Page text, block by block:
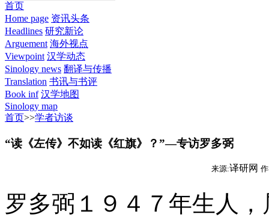
首页
Home page 资讯头条
Headlines 研究新论
Arguement 海外视点
Viewpoint 汉学动态
Sinology news 翻译与传播
Translation 书讯与书评
Book inf 汉学地图
Sinology map
首页>>学者访谈
“读《左传》不如读《红旗》？”—专访罗多弼
来源:译研网
罗多弼１９４７年生人